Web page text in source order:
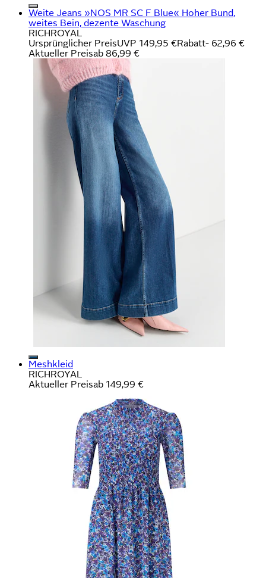
Weite Jeans »NOS MR SC F Blue« Hoher Bund,
weites Bein, dezente Waschung
RICHROYAL
Ursprünglicher PreisUVP 149,95 €Rabatt- 62,96 €
Aktueller Preisab 86,99 €
Meshkleid
RICHROYAL
Aktueller Preisab 149,99 €